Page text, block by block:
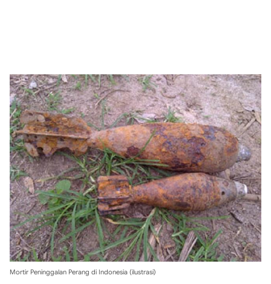
Mortir Peninggalan Perang di Indonesia (ilustrasi)